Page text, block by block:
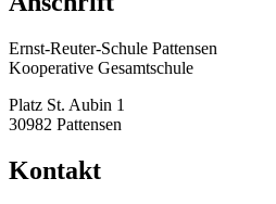
Ernst-Reuter-Schule Pattensen
Kooperative Gesamtschule
Platz St. Aubin 1
30982 Pattensen
Kontakt